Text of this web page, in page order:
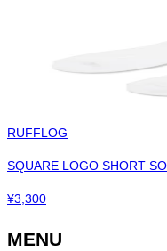
RUFFLOG
SQUARE LOGO SHORT
¥3,300
MENU